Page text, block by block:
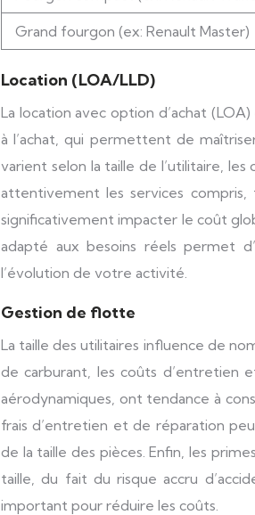
Grand fourgon (ex: Renault Master)
Location (LOA/LLD)
La location avec option d’achat
à l’achat, qui permettent de
varient selon la taille de l’utilitaire,
attentivement les services compris,
significativement impacter le coût
adapté aux besoins réels permet
l’évolution de votre activité.
Gestion de flotte
La taille des utilitaires influence de
de carburant, les coûts d’entretien
aérodynamiques, ont tendance à
frais d’entretien et de réparation
de la taille des pièces. Enfin, les
taille, du fait du risque accru
important pour réduire les coûts.